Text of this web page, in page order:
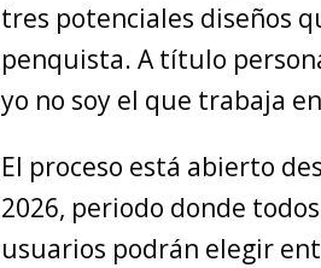
tres potenciales diseños
penquista. A título
yo no soy el que trabaja
El proceso está abierto
2026, periodo donde
usuarios podrán elegir